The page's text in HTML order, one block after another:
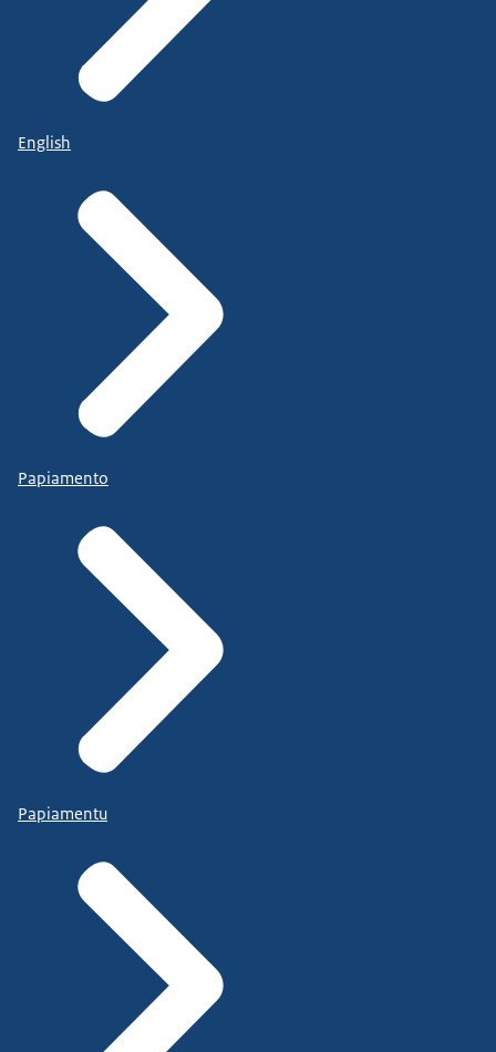
English
Papiamento
Papiamentu